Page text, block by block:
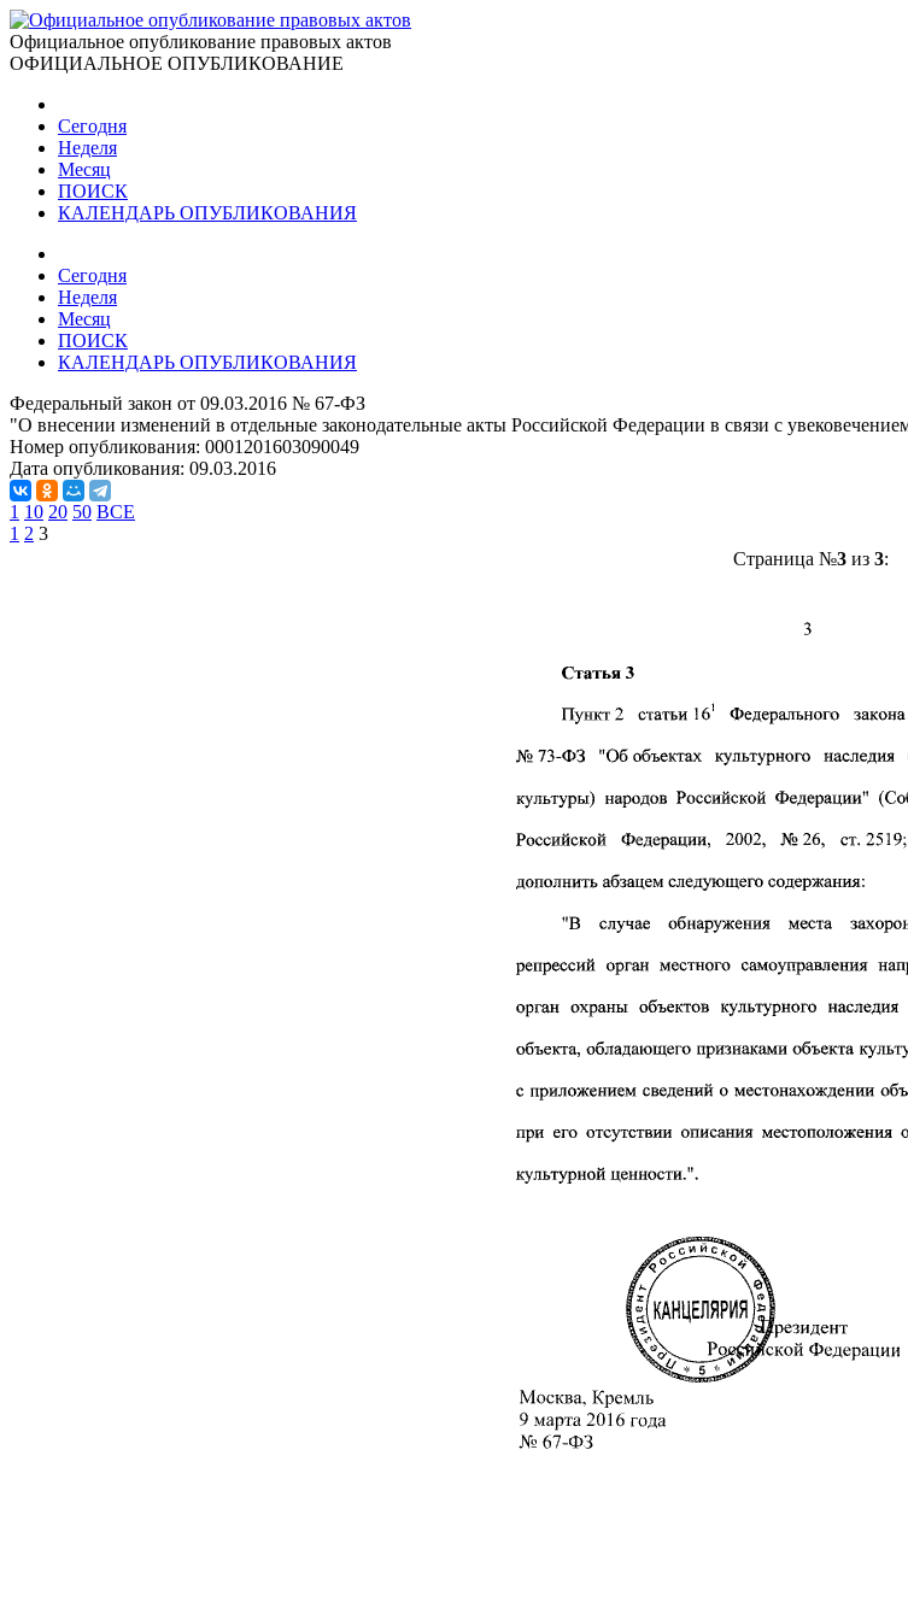
Официальное опубликование правовых актов
ОФИЦИАЛЬНОЕ ОПУБЛИКОВАНИЕ
Сегодня
Неделя
Месяц
ПОИСК
КАЛЕНДАРЬ ОПУБЛИКОВАНИЯ
Сегодня
Неделя
Месяц
ПОИСК
КАЛЕНДАРЬ ОПУБЛИКОВАНИЯ
Федеральный закон от 09.03.2016 № 67-ФЗ
"О внесении изменений в отдельные законодательные акты Российской Федерации в связи с
Номер опубликования: 0001201603090049
Дата опубликования: 09.03.2016
1 10 20 50 ВСЕ
1 2 3
Страница №3из 3: